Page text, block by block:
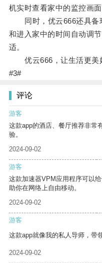
机实时查看家中的监控画
同时，优云666还具备
和进入家中的时间自动调
适。
优云666，让生活更美
#3#
评论
游客
这款app的酒店、餐厅推荐非常
验。
2024-09-02
游客
这款加速器VPM应用程序可以
助你在网络上自由移动。
2024-09-02
游客
这款app就像我的私人导师，带
2024-09-02